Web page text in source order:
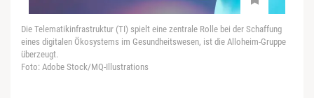
Die Telematikinfrastruktur (TI) spielt eine zentrale Rolle bei der Schaffung
eines digitalen Ökosystems im Gesundheitswesen, ist die Alloheim-Gruppe
überzeugt.
Foto: Adobe Stock/MQ-Illustrations